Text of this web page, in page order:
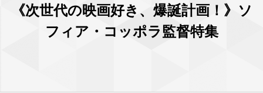
《次世代の映画好き、爆誕計画！》ソ
フィア・コッポラ監督特集